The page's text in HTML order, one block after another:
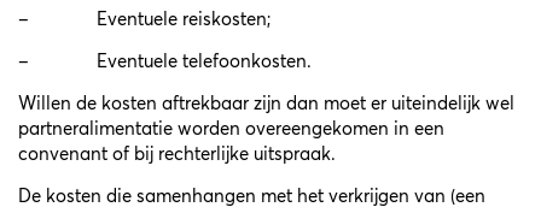
– Eventuele reiskosten;
– Eventuele telefoonkosten.
Willen de kosten aftrekbaar zijn dan moet er uiteindelijk wel
partneralimentatie worden overeengekomen in een
convenant of bij rechterlijke uitspraak.
De kosten die samenhangen met het verkrijgen van (een